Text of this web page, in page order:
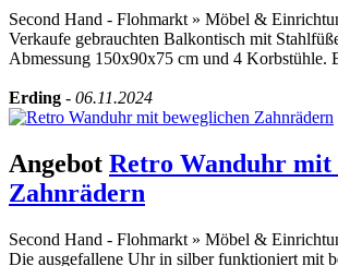
Second Hand - Flohmarkt » Möbel &
Verkaufe gebrauchten Balkontisch mit
Abmessung 150x90x75 cm und 4 Korbstühle.
Erding - 06.11.2024
Angebot Retro Wanduhr mit
Zahnrädern
Second Hand - Flohmarkt » Möbel &
Die ausgefallene Uhr in silber funktioniert mit